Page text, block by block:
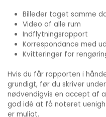
Billeder taget samme
Video af alle rum
Indflytningsrapport
Korrespondance med
Kvitteringer for
Hvis du får rapporten i
grundigt, før du skriver
nødvendigvis en accept af
god idé at få noteret
er muligt.